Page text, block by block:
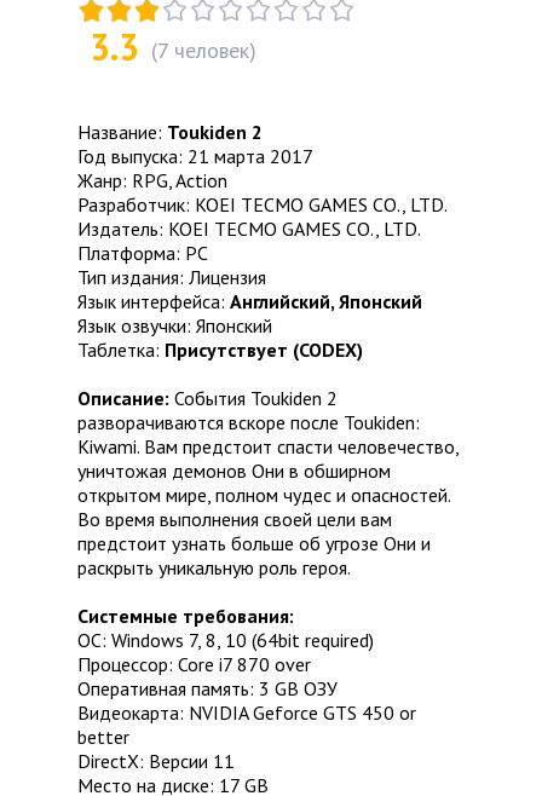
3.3 (7 человек)
Название: Toukiden 2
Год выпуска: 21 марта 2017
Жанр: RPG, Action
Разработчик: KOEI TECMO GAMES CO., LTD.
Издатель: KOEI TECMO GAMES CO., LTD.
Платформа: PC
Тип издания: Лицензия
Язык интерфейса: Английский, Японский
Язык озвучки: Японский
Таблетка: Присутствует (CODEX)
Описание: События Toukiden 2
разворачиваются вскоре после Toukiden:
Kiwami. Вам предстоит спасти человечество,
уничтожая демонов Они в обширном
открытом мире, полном чудес и опасностей.
Во время выполнения своей цели вам
предстоит узнать больше об угрозе Они и
раскрыть уникальную роль героя.
Системные требования:
ОС: Windows 7, 8, 10 (64bit required)
Процессор: Core i7 870 over
Оперативная память: 3 GB ОЗУ
Видеокарта: NVIDIA Geforce GTS 450 or
better
DirectX: Версии 11
Место на диске: 17 GB